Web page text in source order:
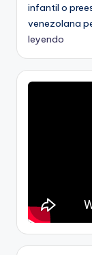
infantil o
venezolana
leyendo